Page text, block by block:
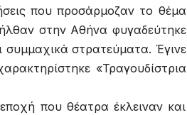
που προσάρμοζαν το θέμα
στην Αθήνα φυγαδεύτηκε
συμμαχικά στρατεύματα. Έγινε
«Τραγουδίστρια
που θέατρα έκλειναν και